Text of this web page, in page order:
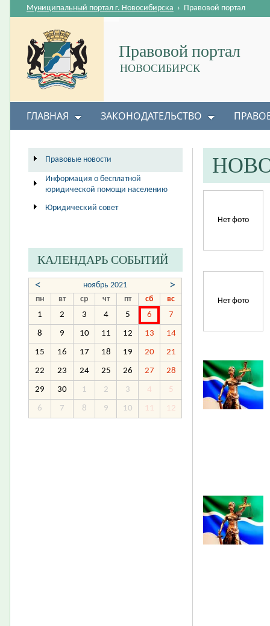
Правовой портал
НОВОСИБИРСК
Муниципальный портал г. Новосибирска › Правовой портал
ГЛАВНАЯ ЗАКОНОДАТЕЛЬСТВО
Нет фото
Нет фото
Правовые новости
Информация о бесплатной
юридической помощи населению
Юридический совет
КАЛЕНДАРЬ СОБЫТИЙ
< ноябрь 2021 >
пн вт ср чт пт сб
вс
1
2 3 4 5 6 7
8 9 10 11 12 13 14
15 16 17 18 19 20 21
22 23 24 25 26 27 28
29 30 1 2 3 4 5
6 7 8 9 10 11 12